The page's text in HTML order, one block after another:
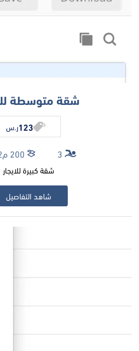
شقة متوسطة
123ر.س
3 200 م2
شقة كبيرة للايجار
شاهد التفاصيل